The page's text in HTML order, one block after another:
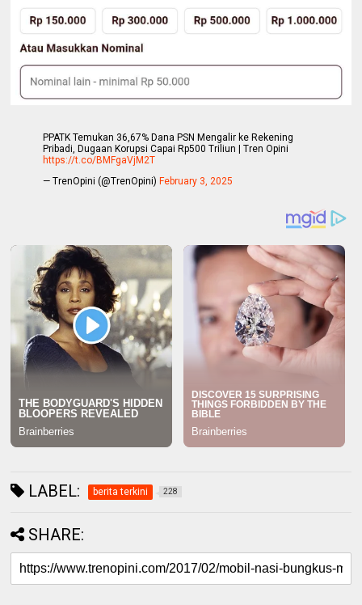
PPATK Temukan 36,67% Dana PSN Mengalir ke Rekening
Pribadi, Dugaan Korupsi Capai Rp500 Triliun | Tren Opini
https://t.co/BMFgaVjM2T
— TrenOpini (@TrenOpini) February 3, 2025
LABEL: berita terkini 228
SHARE: